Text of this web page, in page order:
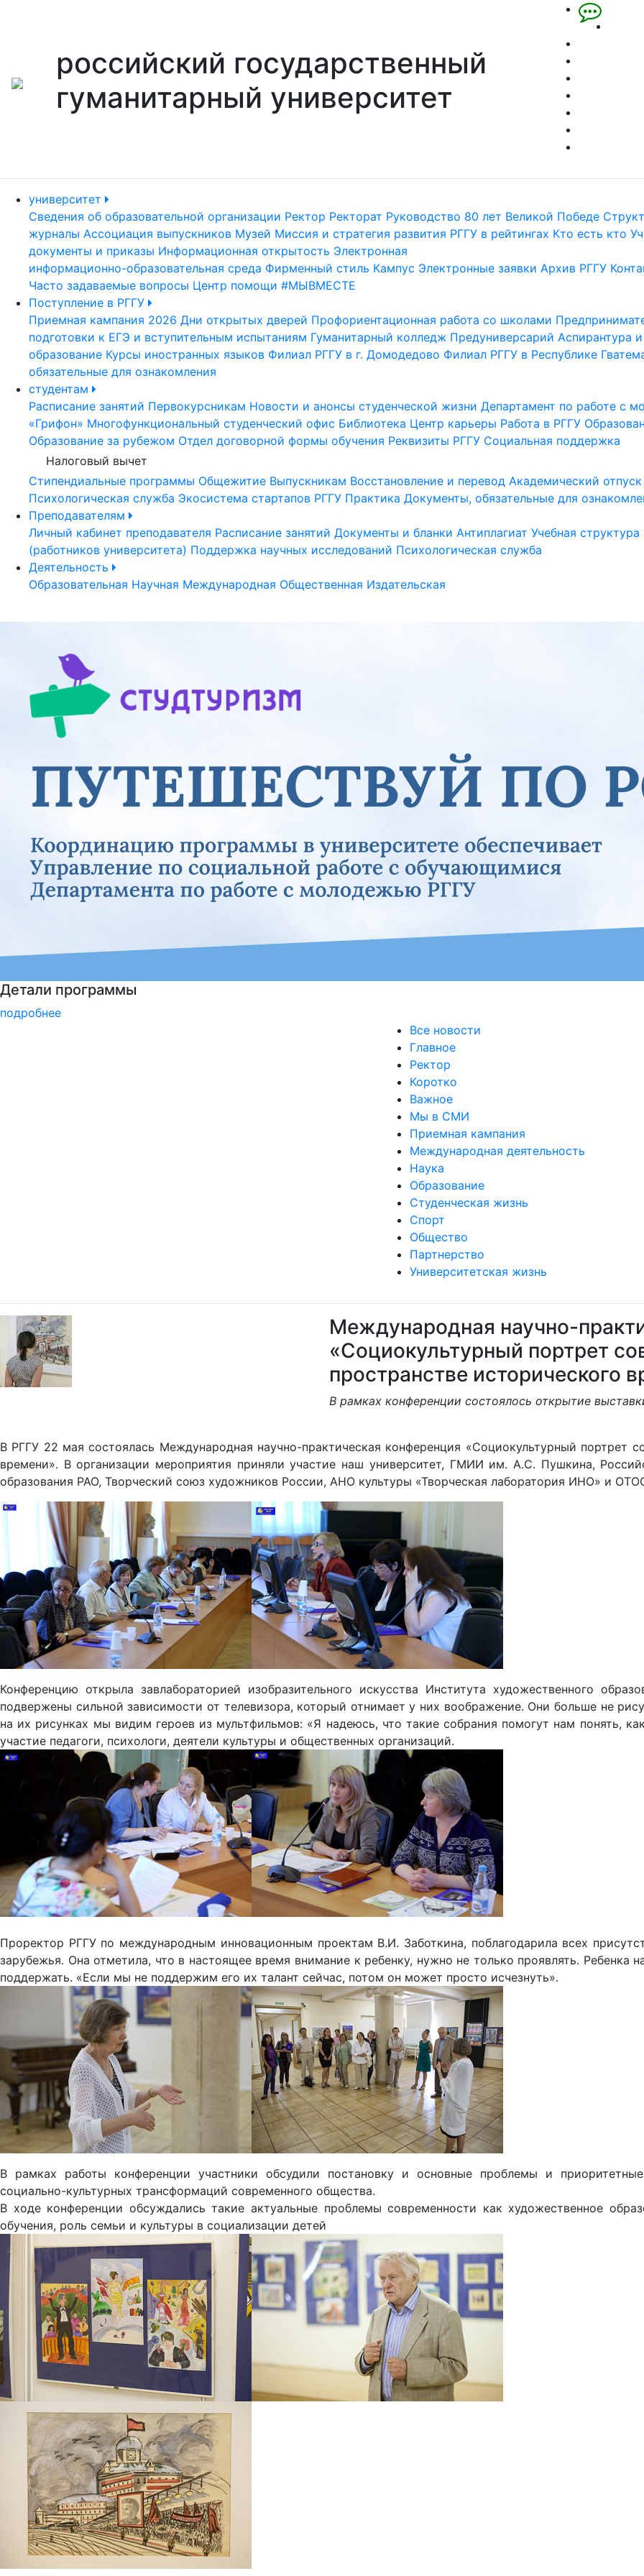
российский государственный
гуманитарный университет
университет
Сведения об образовательной организации Ректор Ректорат Руководство 80 лет Великой Победе
журналы Ассоциация выпускников Музей Миссия и стратегия развития РГГУ в рейтингах Кто есть кто
документы и приказы Информационная открытость Электронная
информационно-образовательная среда Фирменный стиль Кампус Электронные заявки Архив РГГУ
Часто задаваемые вопросы Центр помощи #МЫВМЕСТЕ
Поступление в РГГУ
Приемная кампания 2026 Дни открытых дверей Профориентационная работа со школами
подготовки к ЕГЭ и вступительным испытаниям Гуманитарный колледж Предуниверсарий Аспирантура
образование Курсы иностранных языков Филиал РГГУ в г. Домодедово Филиал РГГУ в Республике
обязательные для ознакомления
студентам
Расписание занятий Первокурсникам Новости и анонсы студенческой жизни Департамент по работе с
«Грифон» Многофункциональный студенческий офис Библиотека Центр карьеры Работа в РГГУ
Образование за рубежом Отдел договорной формы обучения Реквизиты РГГУ Социальная поддержка
Налоговый вычет
Стипендиальные программы Общежитие Выпускникам Восстановление и перевод Академический отпуск
Психологическая служба Экосистема стартапов РГГУ Практика Документы, обязательные для
Преподавателям
Личный кабинет преподавателя Расписание занятий Документы и бланки Антиплагиат Учебная структура
(работников университета) Поддержка научных исследований Психологическая служба
Деятельность
Образовательная Научная Международная Общественная Издательская
Подготовка к вступительным испытаниям
подробнее
Все новости
Главное
Ректор
Коротко
Важное
Мы в СМИ
Приемная кампания
Международная деятельность
Наука
Образование
Студенческая жизнь
Спорт
Общество
Партнерство
Университетская жизнь
Международная научно-
«Социокультурный портрет
пространстве исторического
В рамках конференции состоялось открытие
В РГГУ 22 мая состоялась Международная научно-практическая конференция «Социокультурный портрет
времени». В организации мероприятия приняли участие наш университет, ГМИИ им. А.С. Пушкина,
образования РАО, Творческий союз художников России, АНО культуры «Творческая лаборатория ИНО» и
Конференцию открыла завлабораторией изобразительного искусства Института художественного
подвержены сильной зависимости от телевизора, который отнимает у них воображение. Они больше не
на их рисунках мы видим героев из мультфильмов: «Я надеюсь, что такие собрания помогут нам понять,
участие педагоги, психологи, деятели культуры и общественных организаций.
Проректор РГГУ по международным инновационным проектам В.И. Заботкина, поблагодарила всех
зарубежья. Она отметила, что в настоящее время внимание к ребенку, нужно не только проявлять. Ребенка
поддержать. «Если мы не поддержим его их талант сейчас, потом он может просто исчезнуть».
В рамках работы конференции участники обсудили постановку и основные проблемы и приоритетные
социально-культурных трансформаций современного общества.
В ходе конференции обсуждались такие актуальные проблемы современности как художественное
обучения, роль семьи и культуры в социализации детей